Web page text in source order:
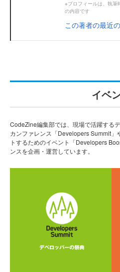
※プロフィールは、執筆
の内容です
この著者の最近
イベ
CodeZine編集部では、現場で活躍する
カンファレンス「Developers Summit」
トするためのイベント「Developers
ンスを企画・運営しています。